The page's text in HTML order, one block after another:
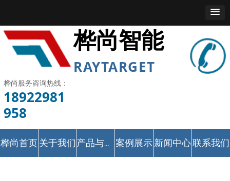
桦尚智能
RAYTARGET
桦尚首页 关于我们 产品与服务 案例展示 新闻中心联系我们
桦尚服务咨询热线：
18922981
958